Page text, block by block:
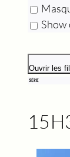
Show
Ouvrir les
SÉRIE